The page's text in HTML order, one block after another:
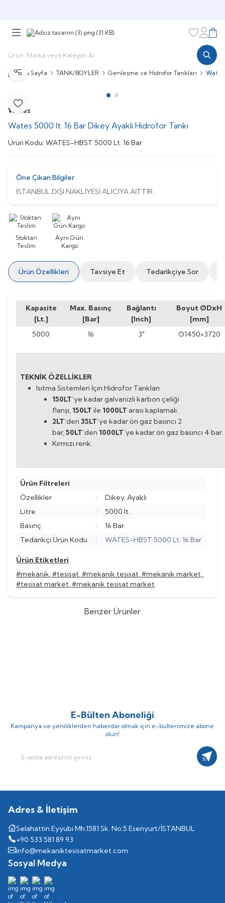
Favorilerim
Ana Sayfa TANK/BOYLER Genleşme ve Hidrofor Tankları
Favoriye Ekle
Paylaş
Wates
Wates 5000 lt. 16 Bar Dikey Ayaklı Hidrofor Tankı
Ürün Kodu: WATES-HBST 5000 Lt. 16 Bar
Öne Çıkan Bilgiler
İSTANBUL DIŞI NAKLİYESİ ALICIYA AİTTİR.
Stoktan
Teslim
Aynı Gün
Kargo
Ürün Özellikleri Tavsiye Et Tedarikçiye Sor
Kapasite
[Lt.]
Max. Basınç
[Bar]
Bağlantı
[Inch]
Boyut ØDxH
[mm]
5000
16 3" Ø1450×3720
TEKNİK ÖZELLİKLER
Isıtma Sistemleri İçin Hidrofor Tankları
150LT‘ye kadar galvanizli karbon çeliği
flanşı,150LT ile 1000LT arası kaplamalı.
2LT‘den 35LT‘ye kadar ön gaz basıncı 2
bar,50LT‘den 1000LT‘ye kadar ön gaz basıncı 4 bar.
Kırmızı renk.
Ürün Filtreleri
Özellikler
:
Dikey, Ayaklı
Litre
:
5000 lt.
Basınç
:
16 Bar
Tedarikçi Ürün Kodu
: WATES-HBST 5000 Lt. 16 Bar
Ürün Etiketleri
#mekanik,#tesisat,#mekanik tesisat,#mekanik market,
#tesisat market,#mekanik tesisat market
Benzer Ürünler
E-Bülten Aboneliği
Kampanya ve yeniliklerden haberdar olmak için e-bültenimize abone
olun!
Adres & İletişim
Selahattin Eyyubi Mh.1581 Sk. No:5 Esenyurt/İSTANBUL
+90 533 581 89 93
info@mekaniktesisatmarket.com
Sosyal Medya